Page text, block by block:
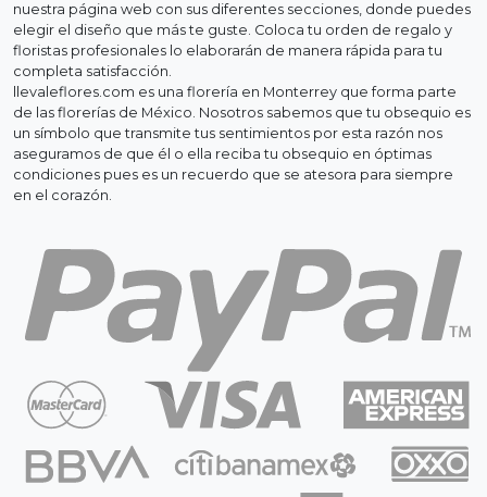
nuestra página web con sus diferentes secciones, donde puedes
elegir el diseño que más te guste. Coloca tu orden de regalo y
floristas profesionales lo elaborarán de manera rápida para tu
completa satisfacción.
llevaleflores.com es una florería en Monterrey que forma parte
de las florerías de México. Nosotros sabemos que tu obsequio es
un símbolo que transmite tus sentimientos por esta razón nos
aseguramos de que él o ella reciba tu obsequio en óptimas
condiciones pues es un recuerdo que se atesora para siempre
en el corazón.